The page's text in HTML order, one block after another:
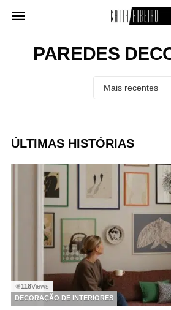
para
conteúdoPAREDES
ÚLTIMAS HISTÓRIAS
◉118Views
DECORAÇÃO DE INTERIORES